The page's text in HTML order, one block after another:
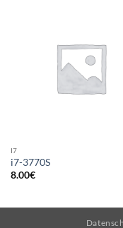
I7
i7-3770S
8.00€